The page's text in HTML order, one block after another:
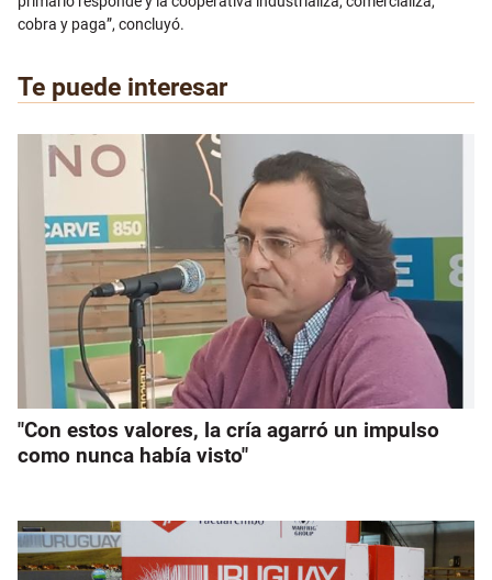
cobra y paga”, concluyó.
Te puede interesar
"Con estos valores, la cría agarró un impulso
como nunca había visto"